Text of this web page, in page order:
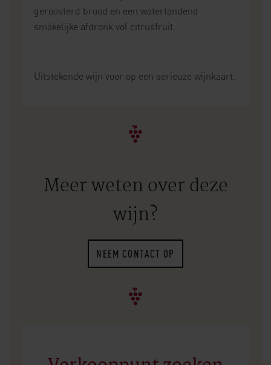
geroosterd brood en een watertandend
smakelijke afdronk vol citrusfruit.
Uitstekende wijn voor op een serieuze wijnkaart.
Meer weten over deze
wijn?
NEEM CONTACT OP